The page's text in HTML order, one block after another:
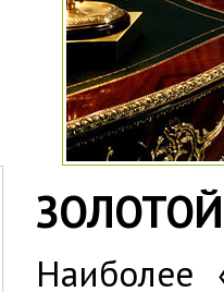
Наиболее